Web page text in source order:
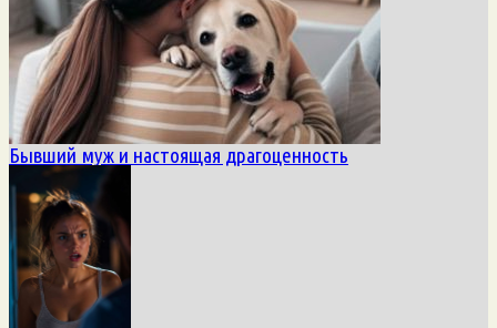
Бывший муж и настоящая драгоценность